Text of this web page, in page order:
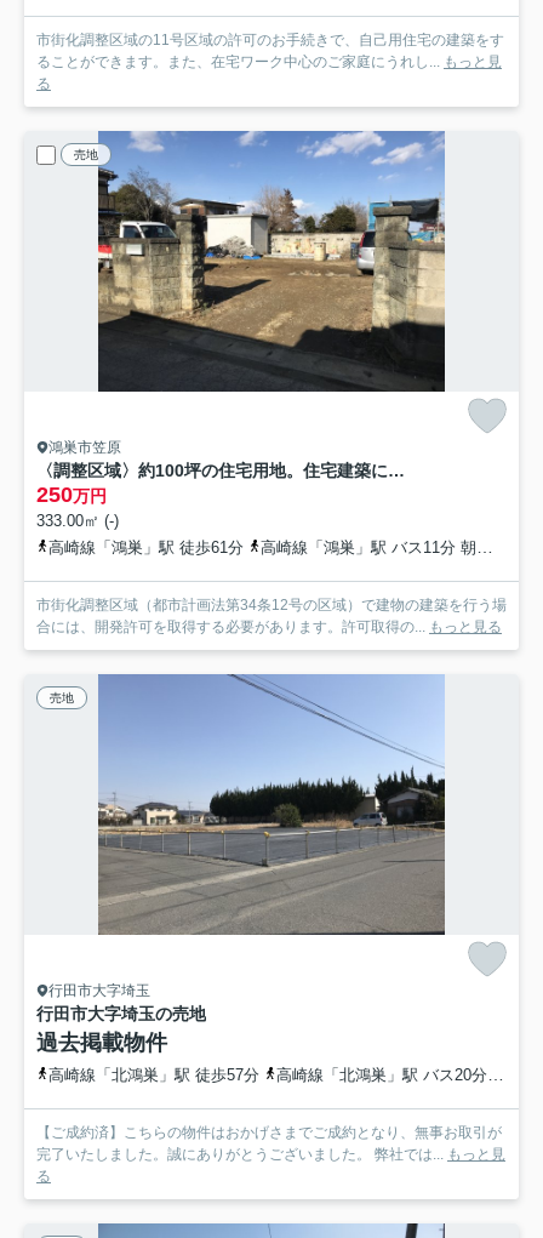
市街化調整区域の11号区域の許可のお手続きで、自己用住宅の建築をす
ることができます。また、在宅ワーク中心のご家庭にうれし... もっと見
る
売地
鴻巣市笠原
〈調整区域〉約100坪の住宅用地。住宅建築には12号の開発許可が必要です
250万円
333.00㎡ (-)
高崎線「鴻巣」駅 徒歩61分
高崎線「鴻巣」駅 バス11分 朝日バス「笠原十字路」 停歩9分
市街化調整区域（都市計画法第34条12号の区域）で建物の建築を行う場
合には、開発許可を取得する必要があります。許可取得の... もっと見る
売地
行田市大字埼玉
行田市大字埼玉の売地
過去掲載物件
高崎線「北鴻巣」駅 徒歩57分 高崎線「北鴻巣」駅 バス20分 埼玉県鴻巣市「三ヶ谷戸」 停歩17分
【ご成約済】こちらの物件はおかげさまでご成約となり、無事お取引が
完了いたしました。誠にありがとうございました。 弊社では... もっと見
る